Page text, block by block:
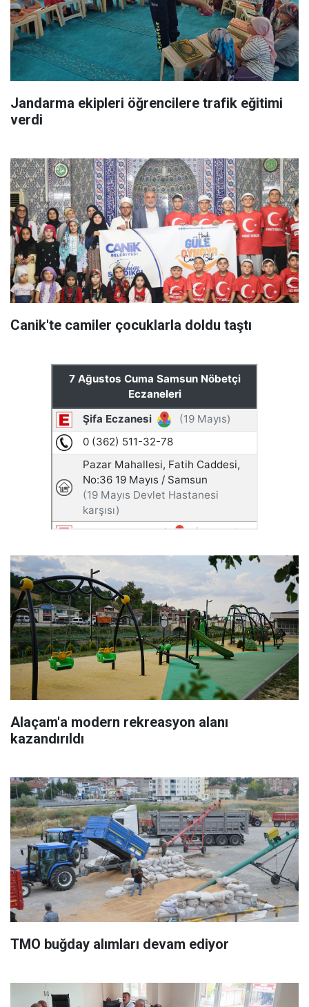
Jandarma ekipleri öğrencilere trafik eğitimi
verdi
Canik'te camiler çocuklarla doldu taştı
Alaçam'a modern rekreasyon alanı
kazandırıldı
TMO buğday alımları devam ediyor